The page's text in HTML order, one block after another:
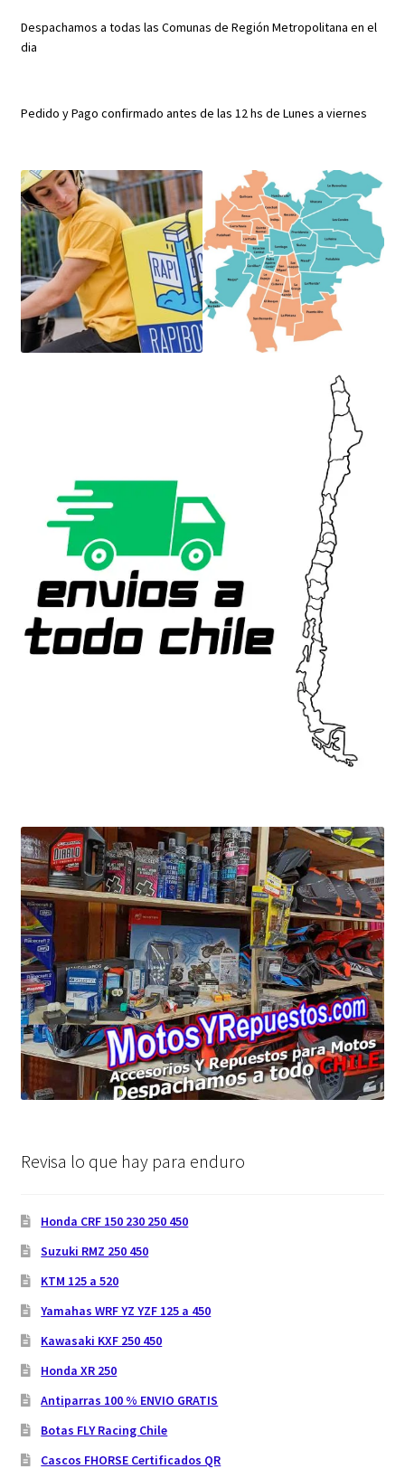
Despachamos a todas las Comunas de Región Metropolitana en el
dia
Pedido y Pago confirmado antes de las 12 hs de Lunes a viernes
Revisa lo que hay para enduro
Honda CRF 150 230 250 450
Suzuki RMZ 250 450
KTM 125 a 520
Yamahas WRF YZ YZF 125 a 450
Kawasaki KXF 250 450
Honda XR 250
Antiparras 100 % ENVIO GRATIS
Botas FLY Racing Chile
Cascos FHORSE Certificados QR